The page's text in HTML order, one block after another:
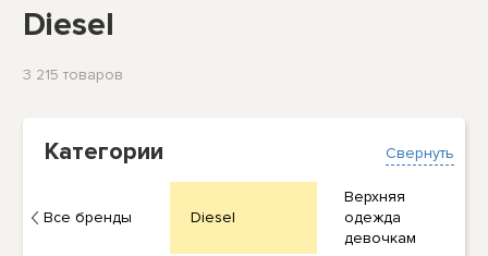
Diesel
3 215 товаров
Свернуть
Категории
Все бренды Diesel
Верхняя
одежда
девочкам